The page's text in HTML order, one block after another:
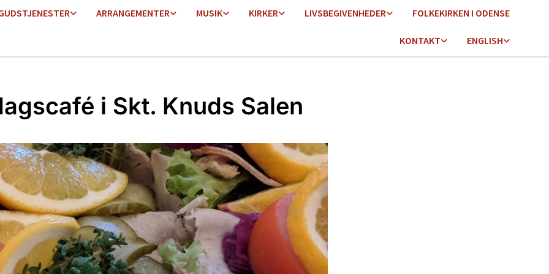
ARRANGEMENTER MUSIK KIRKER LIVSBEGIVENHEDER FOLKEKIRKEN I ODENSE
KONTAKT ENGLISH
i Skt. Knuds Salen